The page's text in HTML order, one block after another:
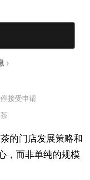
接受申请
的门店发展策略和
，而非单纯的规模